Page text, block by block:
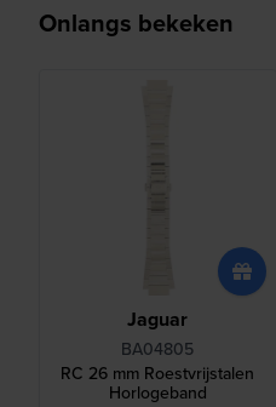
Onlangs bekeken
Jaguar
BA04805
RC 26 mm Roestvrijstalen
Horlogeband